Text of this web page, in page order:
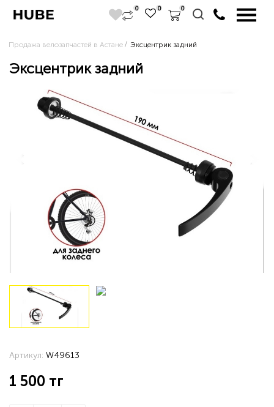
0 0 0
Продажа велозапчастей в Астане Эксцентрик задний
Эксцентрик задний
Артикул: W49613
1 500 тг